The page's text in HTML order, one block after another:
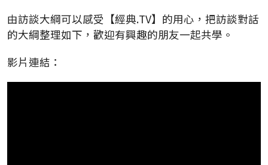
由訪談大綱可以感受【經典.TV】的用心，把訪談對話
的大綱整理如下，歡迎有興趣的朋友一起共學。
影片連結：